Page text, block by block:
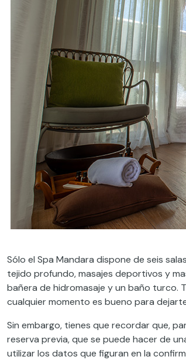
Sólo el Spa Mandara dispone de seis
tejido profundo, masajes deportivos y
bañera de hidromasaje y un baño turco.
cualquier momento es bueno para
Sin embargo, tienes que recordar que,
reserva previa, que se puede hacer de
utilizar los datos que figuran en la